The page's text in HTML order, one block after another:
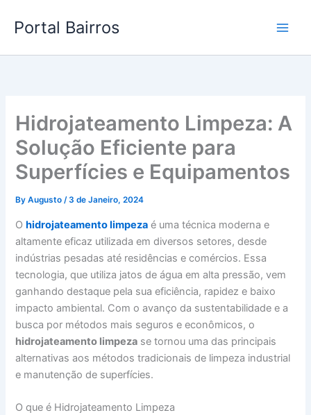
Portal Bairros
Hidrojateamento Limpeza: A
Solução Eficiente para
Superfícies e Equipamentos
ByAugusto/3 de Janeiro, 2024
Ohidrojateamento limpeza é uma técnica moderna e
altamente eficaz utilizada em diversos setores, desde
indústrias pesadas até residências e comércios. Essa
tecnologia, que utiliza jatos de água em alta pressão, vem
ganhando destaque pela sua eficiência, rapidez e baixo
impacto ambiental. Com o avanço da sustentabilidade e a
busca por métodos mais seguros e econômicos, o
hidrojateamento limpeza se tornou uma das principais
alternativas aos métodos tradicionais de limpeza industrial
e manutenção de superfícies.
O que é Hidrojateamento Limpeza